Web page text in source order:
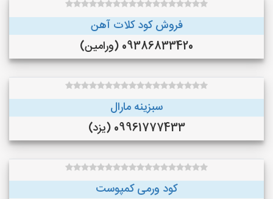
فروش کود کلات آهن
09386833420 (ورامین)
سبزینه مارال
09961777433 (یزد)
کود ورمی کمپوست